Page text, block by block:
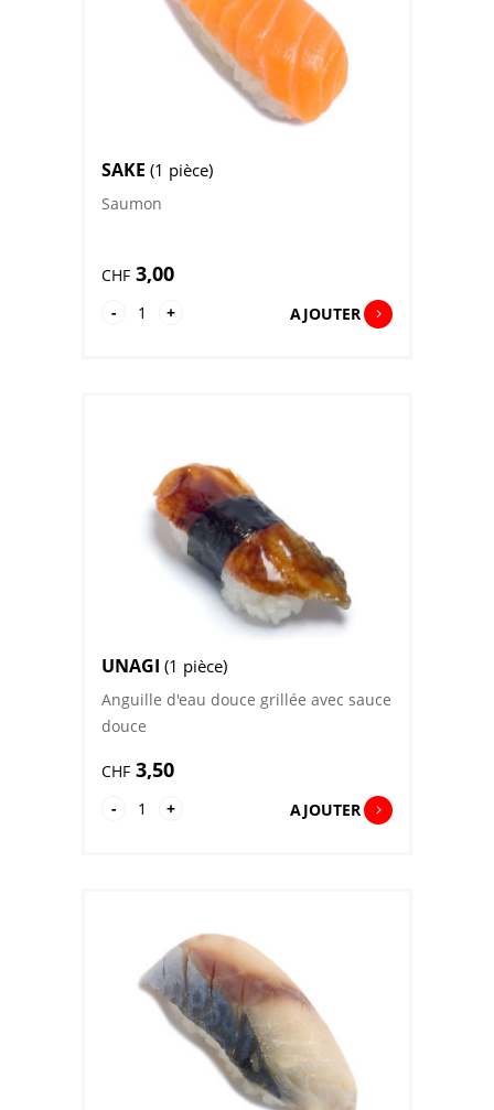
SAKE (1 pièce)
Saumon
CHF 3,00
-
quantité
+ AJOUTER
UNAGI (1 pièce)
Anguille d'eau douce grillée avec sauce
douce
CHF 3,50
-
quantité
+ AJOUTER